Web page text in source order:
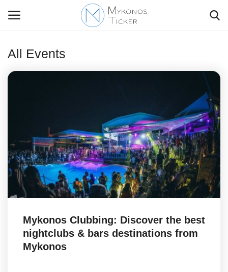
Travel
World
Style Adorés
All Events
Mykonos Clubbing: Discover the best
nightclubs & bars destinations from
Mykonos